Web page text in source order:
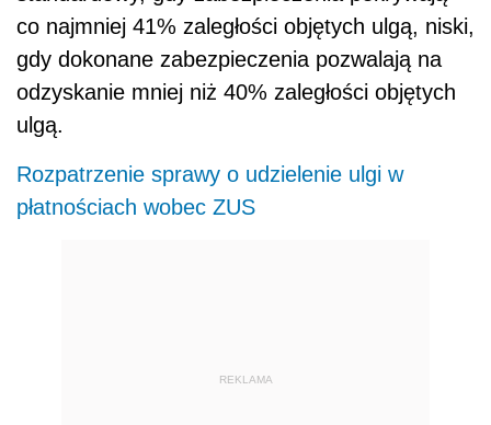
co najmniej 41% zaległości objętych ulgą, niski,
gdy dokonane zabezpieczenia pozwalają na
odzyskanie mniej niż 40% zaległości objętych
ulgą.
Rozpatrzenie sprawy o udzielenie ulgi w
płatnościach wobec ZUS
REKLAMA